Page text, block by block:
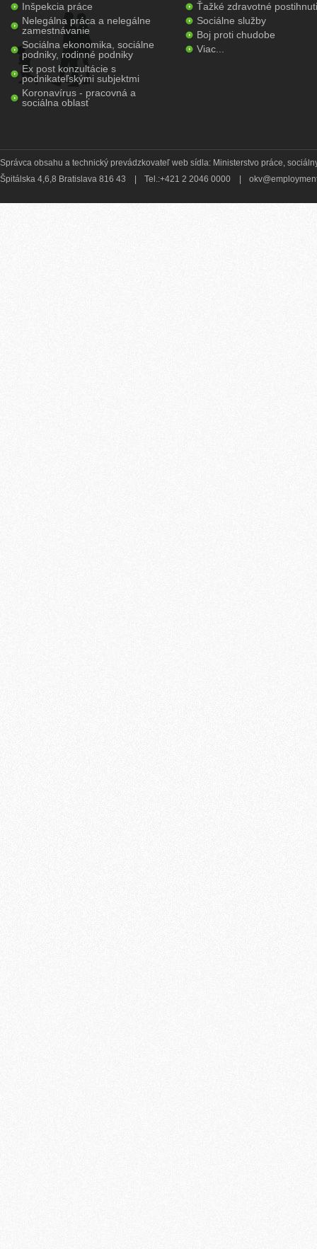
Inšpekcia práce
Nelegálna práca a nelegálne
zamestnávanie
Sociálna ekonomika, sociálne
podniky, rodinné podniky
Ex post konzultácie s
podnikateľskými subjektmi
Koronavírus - pracovná a
sociálna oblasť
Ťažké zdravotné
Sociálne služby
Boj proti chudobe
Viac...
Správca obsahu a technický prevádzkovateľ web sídla: Ministerstvo práce,
Špitálska 4,6,8 Bratislava 816 43
Tel.:+421 2 2046 0000